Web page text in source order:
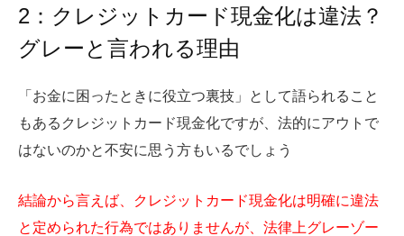
2：クレジットカード現金化は違法？
グレーと言われる理由
「お金に困ったときに役立つ裏技」として語られること
もあるクレジットカード現金化ですが、法的にアウトで
はないのかと不安に思う方もいるでしょう
結論から言えば、クレジットカード現金化は明確に違法
と定められた行為ではありませんが、法律上グレーゾー